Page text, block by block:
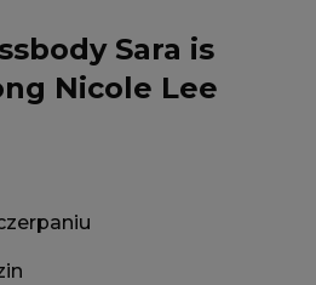
Sara is
Nicole Lee